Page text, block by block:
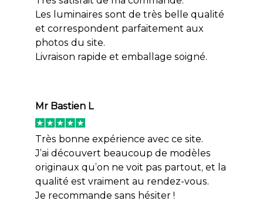
Les luminaires sont de très belle qualité
et correspondent parfaitement aux
photos du site.
Livraison rapide et emballage soigné.
Mr Bastien L
Très bonne expérience avec ce site.
J’ai découvert beaucoup de modèles
originaux qu’on ne voit pas partout, et la
qualité est vraiment au rendez-vous.
Je recommande sans hésiter !